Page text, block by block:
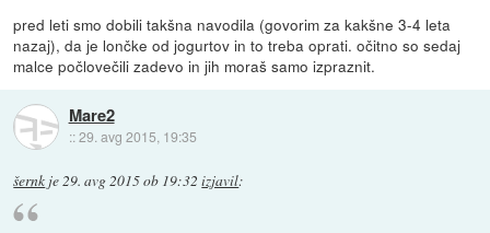
pred leti smo dobili takšna navodila (govorim za kakšne 3-4 leta
nazaj), da je lončke od jogurtov in to treba oprati. očitno so sedaj
malce počlovečili zadevo in jih moraš samo izpraznit.
Mare2
::29. avg 2015, 19:35
šernk je29. avg 2015 ob 19:32 izjavil: